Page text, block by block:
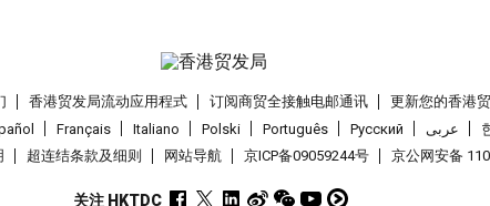
香港贸发局流动应用程式 订阅商贸全接触电邮通讯 更新您的香港
Français Italiano Polski Português Pусский عربى
超连结条款及细则 网站导航 京ICP备09059244号 京公网安备
关注 HKTDC